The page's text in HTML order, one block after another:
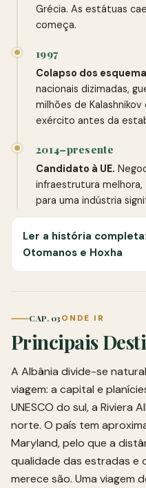
Grécia. As estátuas
começa.
1997
Colapso dos
nacionais dizimadas,
milhões de Kalashnikov
exército antes da
2014–presente
Candidato à UE.
infraestrutura melhora,
para uma indústria
Ler a história
Otomanos e Hoxha
CAP. 03ONDE IR
Principais
A Albânia divide-se
viagem: a capital e
UNESCO do sul, a Riviera
norte. O país tem
Maryland, pelo que a
qualidade das estradas e
merece são. Uma viagem